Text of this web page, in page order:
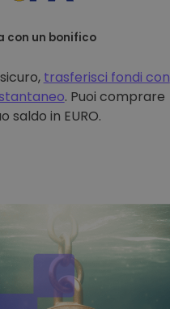
con un bonifico
trasferisci fondi con
. Puoi comprare
saldo in EURO.